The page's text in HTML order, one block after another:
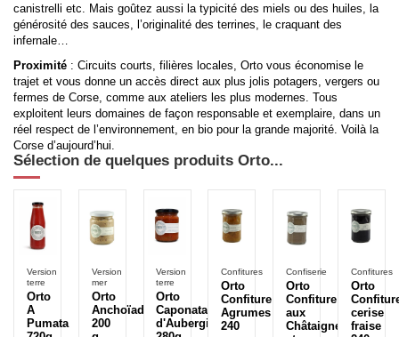
canistrelli etc. Mais goûtez aussi la typicité des miels ou des huiles, la
générosité des sauces, l’originalité des terrines, le craquant des
infernale…
Proximité : Circuits courts, filières locales, Orto vous économise le
trajet et vous donne un accès direct aux plus jolis potagers, vergers ou
fermes de Corse, comme aux ateliers les plus modernes. Tous
exploitent leurs domaines de façon responsable et exemplaire, dans un
réel respect de l’environnement, en bio pour la grande majorité. Voilà la
Corse d’aujourd’hui.
Sélection de quelques produits Orto...
Version
terre
Orto
A
Pumata
Version
mer
Orto
Anchoïade
200
Version
terre
Orto
Caponata
d'Aubergine
Confitures
Orto
Confiture
Agrumes
240
Confiserie
Orto
Confiture
aux
Châtaignes
Confitures
Orto
cerise
fraise